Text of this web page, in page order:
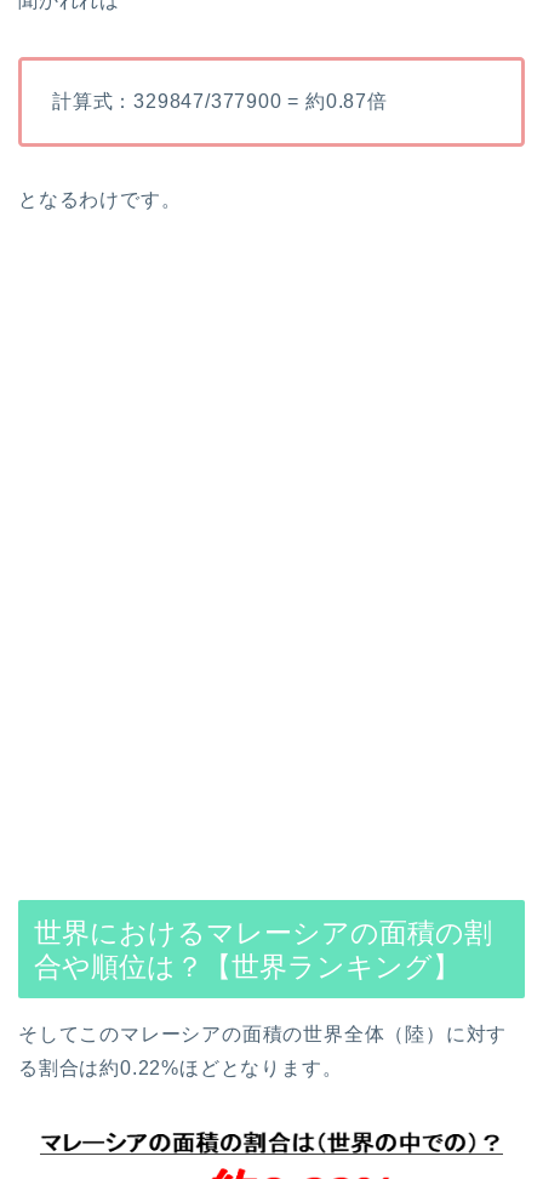
計算式：329847/377900 = 約0.87倍
となるわけです。
世界におけるマレーシアの面積の割
合や順位は？【世界ランキング】
そしてこのマレーシアの面積の世界全体（陸）に対す
る割合は約0.22%ほどとなります。